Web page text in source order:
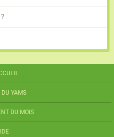
DU YAMS
DU MOIS